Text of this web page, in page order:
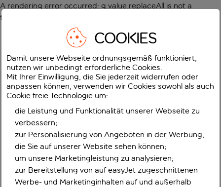
A rendering error occurred: g.value.replaceAll is not a
function
COOKIES
Damit unsere Webseite ordnungsgemäß funktioniert,
nutzen wir unbedingt erforderliche Cookies.
Mit Ihrer Einwilligung, die Sie jederzeit widerrufen oder
anpassen können, verwenden wir Cookies sowohl als auch
Cookie freie Technologie um:
die Leistung und Funktionalität unserer Webseite zu
verbessern;
zur Personalisierung von Angeboten in der Werbung,
die Sie auf unserer Website sehen können;
um unsere Marketingleistung zu analysieren;
zur Bereitstellung von auf easyJet zugeschnittenen
Werbe- und Marketinginhalten auf und außerhalb